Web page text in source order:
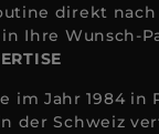
direkt nach
in Ihre Wunsch-
im Jahr 1984 in
der Schweiz